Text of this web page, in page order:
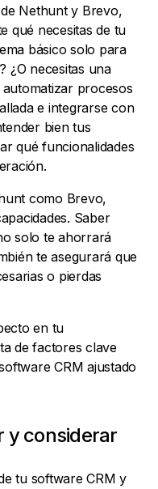
Nethunt y Brevo,
qué necesitas de tu
básico solo para
¿O necesitas una
procesos
e integrarse con
bien tus
qué funcionalidades
como Brevo,
Saber
solo te ahorrará
te asegurará que
o pierdas
en tu
de factores clave
CRM ajustado
y considerar
tu software CRM y